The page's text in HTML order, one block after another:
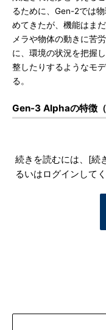
るために、Gen-2では
めてきたが、機能はま
メラや物体の動きに苦
に、環境の状況を把握
整したりするようなモ
る。
Gen-3 Alphaの特徴（
続きを読むには、[続
るいはログインしてく